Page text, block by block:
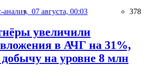
анализ, 07 августа, 00:03 378
увеличили
в АЧГ на 31%,
добычу на уровне 8 млн